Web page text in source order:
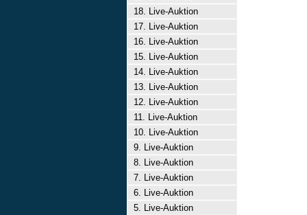
18. Live-Auktion
17. Live-Auktion
16. Live-Auktion
15. Live-Auktion
14. Live-Auktion
13. Live-Auktion
12. Live-Auktion
11. Live-Auktion
10. Live-Auktion
9. Live-Auktion
8. Live-Auktion
7. Live-Auktion
6. Live-Auktion
5. Live-Auktion